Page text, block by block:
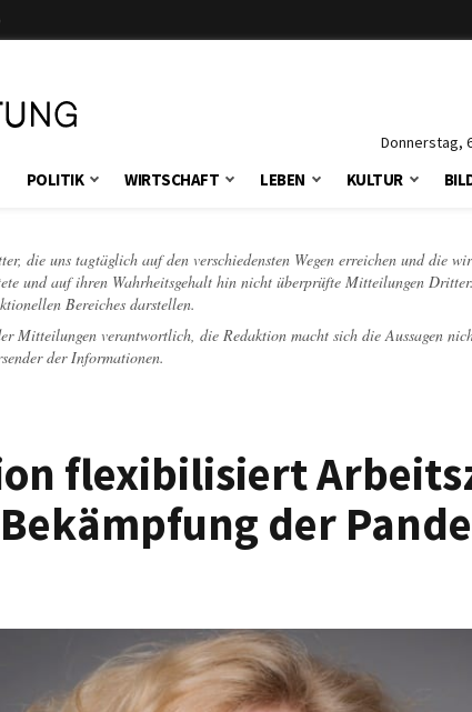
Donnerstag,
POLITIK WIRTSCHAFT LEBEN KULTUR
die uns tagtäglich auf den verschiedensten Wegen erreichen und die
und auf ihren Wahrheitsgehalt hin nicht überprüfte Mitteilungen
Bereiches darstellen.
Mitteilungen verantwortlich, die Redaktion macht sich die Aussagen
der Informationen.
flexibilisiert
der